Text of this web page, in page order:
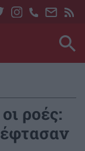
ροές: